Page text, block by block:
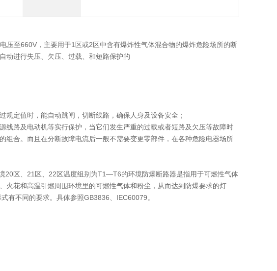
压至660V，主要用于1区或2区中含有爆炸性气体混合物的爆炸危险场所的断
动进行失压、欠压、过载、和短路保护的
定值时，能自动跳闸，切断线路，确保人身及设备安全；
线路及电动机等实行保护，当它们发生严重的过载或者短路及欠压等故障时
组合。而且在分断故障电流后一般不需要变更零部件，在各种危险电器场所
20区、21区、22区温度组别为T1—T6的环境防爆断路器是指用于可燃性气体
火花和高温引燃周围环境里的可燃性气体和粉尘，从而达到防爆要求的灯
有不同的要求。具体参照GB3836、IEC60079。